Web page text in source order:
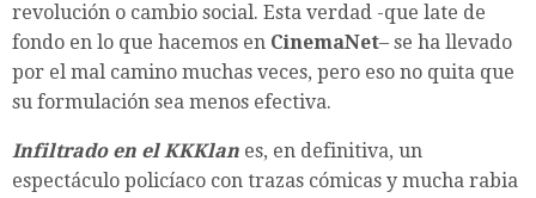
revolución o cambio social. Esta verdad -que late de
fondo en lo que hacemos en CinemaNet– se ha llevado
por el mal camino muchas veces, pero eso no quita que
su formulación sea menos efectiva.
Infiltrado en el KKKlan es, en definitiva, un
espectáculo policíaco con trazas cómicas y mucha rabia